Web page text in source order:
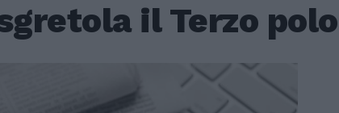
il Terzo polo